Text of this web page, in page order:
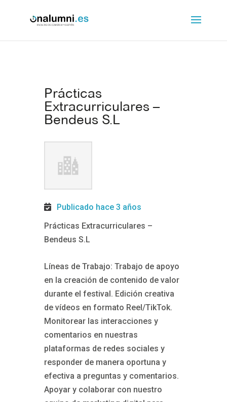
Prácticas
Extracurriculares –
Bendeus S.L
Publicado hace 3 años
Prácticas Extracurriculares –
Bendeus S.L
Líneas de Trabajo: Trabajo de apoyo
en la creación de contenido de valor
durante el festival. Edición creativa
de vídeos en formato Reel/TikTok.
Monitorear las interacciones y
comentarios en nuestras
plataformas de redes sociales y
responder de manera oportuna y
efectiva a preguntas y comentarios.
Apoyar y colaborar con nuestro